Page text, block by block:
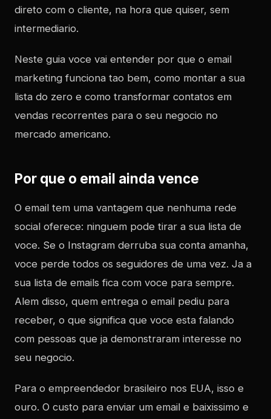
direto com o cliente, na hora que quiser, sem
intermediario.
Neste guia voce vai entender por que o email
marketing funciona tao bem, como montar a sua
lista do zero e como transformar contatos em
vendas recorrentes para o seu negocio no
mercado americano.
Por que o email ainda vence
O email tem uma vantagem que nenhuma rede
social oferece: ninguem pode tirar a sua lista de
voce. Se o Instagram derruba sua conta amanha,
voce perde todos os seguidores de uma vez. Ja a
sua lista de emails fica com voce para sempre.
Alem disso, quem entrega o email pediu para
receber, o que significa que voce esta falando
com pessoas que ja demonstraram interesse no
seu negocio.
Para o empreendedor brasileiro nos EUA, isso e
ouro. O custo para enviar um email e baixissimo e